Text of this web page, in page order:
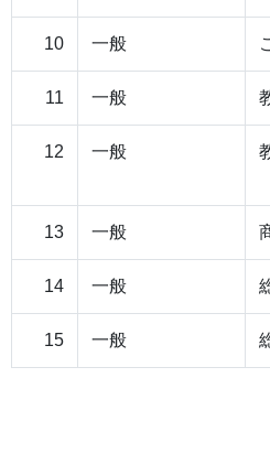
10 一般
11 一般
12 一般
13 一般
14 一般
15 一般